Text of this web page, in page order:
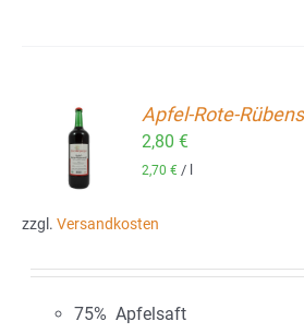
Apfel-Rote-
2,80€
2,70€ /
zzgl. Versandkosten
75% Apfelsaft